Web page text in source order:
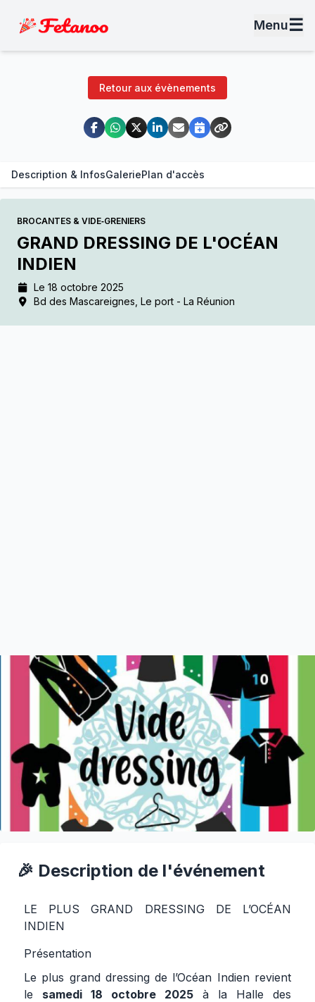
Menu☰
Retour aux évènements
Description & InfosGaleriePlan d'accès
BROCANTES & VIDE‑GRENIERS
GRAND DRESSING DE L'OCÉAN
INDIEN
Le 18 octobre 2025
Bd des Mascareignes, Le port - La Réunion
🎉 Description de l'événement
LE PLUS GRAND DRESSING DE L’OCÉAN
INDIEN
Présentation
Le plus grand dressing de l’Océan Indien revient
le samedi 18 octobre 2025 à la Halle des